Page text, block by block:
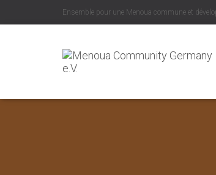
Ensemble pour une Menoua commune et